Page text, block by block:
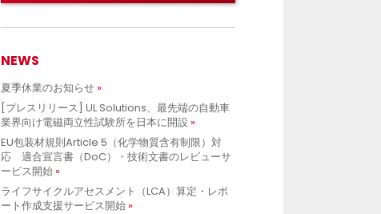
NEWS
夏季休業のお知らせ
[プレスリリース] UL Solutions、最先端の自動車
業界向け電磁両立性試験所を日本に開設
EU包装材規則Article 5（化学物質含有制限）対
応 適合宣言書（DoC）・技術文書のレビューサ
ービス開始
ライフサイクルアセスメント（LCA）算定・レポ
ート作成支援サービス開始